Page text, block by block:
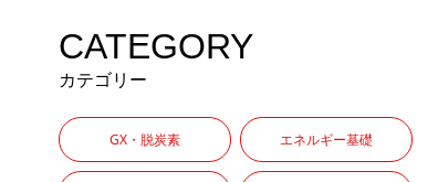
CATEGORY
カテゴリー
GX・脱炭素 エネルギー基礎